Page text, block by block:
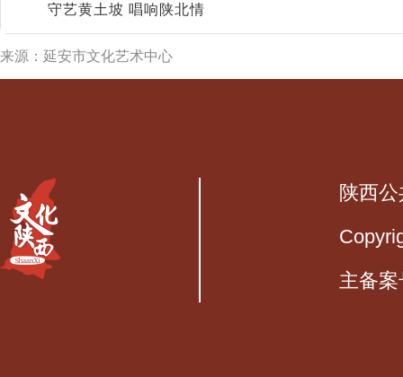
守艺黄土坡 唱响陕北情
来源：延安市文化艺术中心
陕西
主备